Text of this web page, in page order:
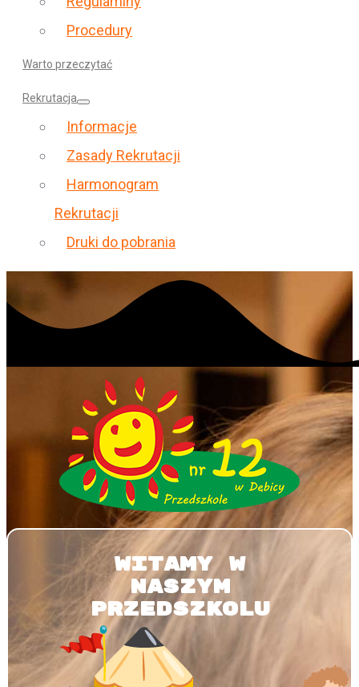
Procedury
Warto przeczytać
Rekrutacja
Informacje
Zasady Rekrutacji
Harmonogram
Rekrutacji
Druki do pobrania
WITAMY W
NASZYM
PRZEDSZKOLU